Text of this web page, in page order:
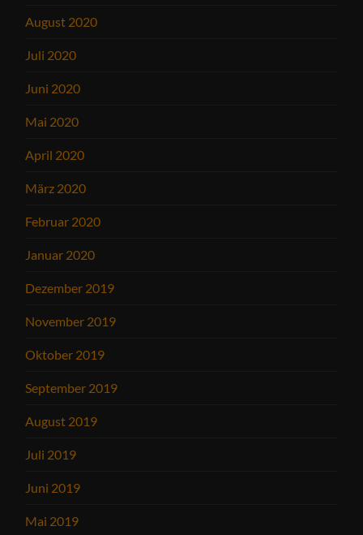
August 2020
Juli 2020
Juni 2020
Mai 2020
April 2020
März 2020
Februar 2020
Januar 2020
Dezember 2019
November 2019
Oktober 2019
September 2019
August 2019
Juli 2019
Juni 2019
Mai 2019